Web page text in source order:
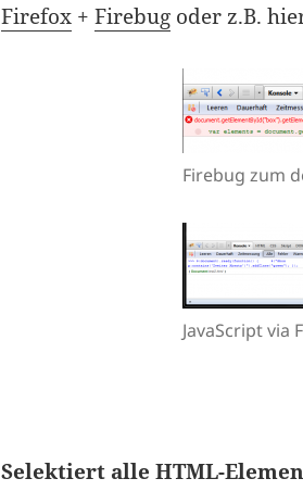
Firefox +Firebug oder z.B.
Firebug zum
JavaScript via
Selektiert alle HTML-